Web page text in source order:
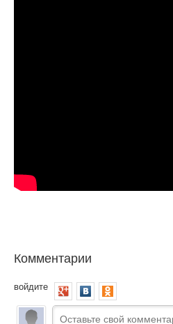
Комментарии
войдите